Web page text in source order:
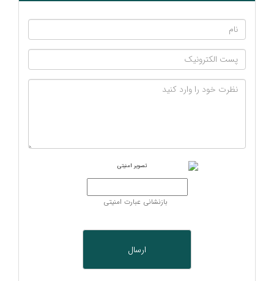
بازنشانی عبارت امنیتی